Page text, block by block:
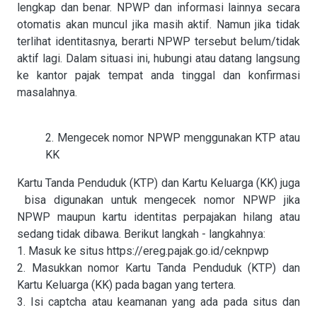
lengkap dan benar. NPWP dan informasi lainnya secara
otomatis akan muncul jika masih aktif. Namun jika tidak
terlihat identitasnya, berarti NPWP tersebut belum/tidak
aktif lagi. Dalam situasi ini, hubungi atau datang langsung
ke kantor pajak tempat anda tinggal dan konfirmasi
masalahnya.
2. Mengecek nomor NPWP menggunakan KTP atau
KK
Kartu Tanda Penduduk (KTP) dan Kartu Keluarga (KK) juga
bisa digunakan untuk mengecek nomor NPWP jika
NPWP maupun kartu identitas perpajakan hilang atau
sedang tidak dibawa. Berikut langkah - langkahnya:
1. Masuk ke situs https://ereg.pajak.go.id/ceknpwp
2. Masukkan nomor Kartu Tanda Penduduk (KTP) dan
Kartu Keluarga (KK) pada bagan yang tertera.
3. Isi captcha atau keamanan yang ada pada situs dan